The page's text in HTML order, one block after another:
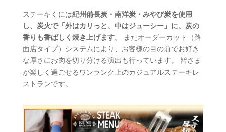
ステーキくには紀州備長炭・南洋炭・みやび炭を使用
し、炭火で「外はカリっと、中はジューシー」に、炭の
香りも香ばしく焼き上げます。 またオーダーカット（路
面店タイプ）システムにより、お客様の目の前でお好き
な厚さにお肉を切り分ける演出も行っています。 皆さま
が楽しく過ごせるワンランク上のカジュアルステーキレ
ストランです。